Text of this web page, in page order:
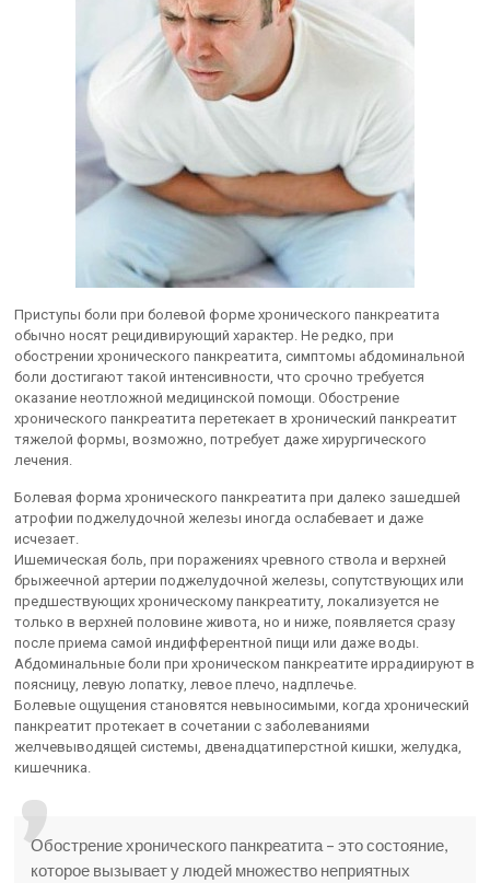
Приступы боли при болевой форме хронического панкреатита
обычно носят рецидивирующий характер. Не редко, при
обострении хронического панкреатита, симптомы абдоминальной
боли достигают такой интенсивности, что срочно требуется
оказание неотложной медицинской помощи. Обострение
хронического панкреатита перетекает в хронический панкреатит
тяжелой формы, возможно, потребует даже хирургического
лечения.
Болевая форма хронического панкреатита при далеко зашедшей
атрофии поджелудочной железы иногда ослабевает и даже
исчезает.
Ишемическая боль, при поражениях чревного ствола и верхней
брыжеечной артерии поджелудочной железы, сопутствующих или
предшествующих хроническому панкреатиту, локализуется не
только в верхней половине живота, но и ниже, появляется сразу
после приема самой индифферентной пищи или даже воды.
Абдоминальные боли при хроническом панкреатите иррадиируют в
поясницу, левую лопатку, левое плечо, надплечье.
Болевые ощущения становятся невыносимыми, когда хронический
панкреатит протекает в сочетании с заболеваниями
желчевыводящей системы, двенадцатиперстной кишки, желудка,
кишечника.
Обострение хронического панкреатита – это состояние,
которое вызывает у людей множество неприятных